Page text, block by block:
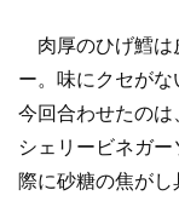
肉厚のひげ鱈は
ー。味にクセがな
今回合わせたの
シェリービネガ
際に砂糖の焦が